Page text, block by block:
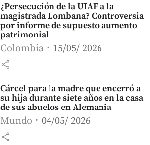
¿Persecución de la UIAF a la
magistrada Lombana? Controversia
por informe de supuesto aumento
patrimonial
Colombia 15/05/ 2026
share
Cárcel para la madre que encerró a
su hija durante siete años en la casa
de sus abuelos en Alemania
Mundo 04/05/ 2026
share